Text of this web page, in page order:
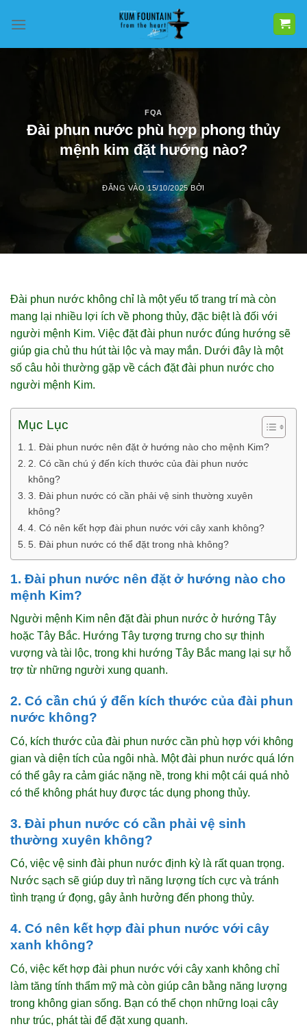
qua
FQA
Đài phun nước phù hợp phong thủy
mệnh kim đặt hướng nào?
ĐĂNG VÀO15/10/2025 BỞI
Đài phun nước không chỉ là một yếu tố trang trí mà còn
mang lại nhiều lợi ích về phong thủy, đặc biệt là đối với
người mệnh Kim. Việc đặt đài phun nước đúng hướng sẽ
giúp gia chủ thu hút tài lộc và may mắn. Dưới đây là một
số câu hỏi thường gặp về cách đặt đài phun nước cho
người mệnh Kim.
Mục Lục
1. Đài phun nước nên đặt ở hướng nào cho mệnh Kim?
2. Có cần chú ý đến kích thước của đài phun nước
không?
3. Đài phun nước có cần phải vệ sinh thường xuyên
không?
4. Có nên kết hợp đài phun nước với cây xanh không?
5. Đài phun nước có thể đặt trong nhà không?
1. Đài phun nước nên đặt ở hướng nào cho
mệnh Kim?
Người mệnh Kim nên đặt đài phun nước ở hướng Tây
hoặc Tây Bắc. Hướng Tây tượng trưng cho sự thịnh
vượng và tài lộc, trong khi hướng Tây Bắc mang lại sự hỗ
trợ từ những người xung quanh.
2. Có cần chú ý đến kích thước của đài phun
nước không?
Có, kích thước của đài phun nước cần phù hợp với không
gian và diện tích của ngôi nhà. Một đài phun nước quá lớn
có thể gây ra cảm giác nặng nề, trong khi một cái quá nhỏ
có thể không phát huy được tác dụng phong thủy.
3. Đài phun nước có cần phải vệ sinh
thường xuyên không?
Có, việc vệ sinh đài phun nước định kỳ là rất quan trọng.
Nước sạch sẽ giúp duy trì năng lượng tích cực và tránh
tình trạng ứ đọng, gây ảnh hưởng đến phong thủy.
4. Có nên kết hợp đài phun nước với cây
xanh không?
Có, việc kết hợp đài phun nước với cây xanh không chỉ
làm tăng tính thẩm mỹ mà còn giúp cân bằng năng lượng
trong không gian sống. Bạn có thể chọn những loại cây
như trúc, phát tài để đặt xung quanh.